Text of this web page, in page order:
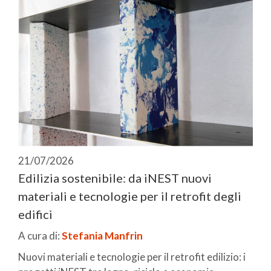
21/07/2026
Edilizia sostenibile: da iNEST nuovi
materiali e tecnologie per il retrofit degli
edifici
A cura di:Stefania Manfrin
Nuovi materiali e tecnologie per il retrofit edilizio: i